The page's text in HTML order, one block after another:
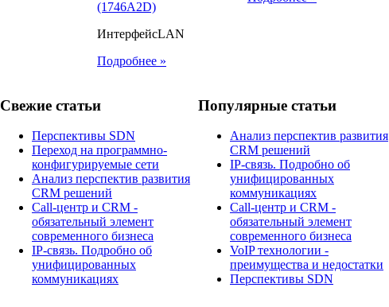
ИнтерфейсLAN
Подробнее »
Свежие статьи
Перспективы SDN
Переход на программно-
конфигурируемые сети
Анализ перспектив развития
CRM решений
Call-центр и CRM -
обязательный элемент
современного бизнеса
IP-связь. Подробно об
унифицированных
коммуникациях
Популярные статьи
Анализ перспектив развития
CRM решений
IP-связь. Подробно об
унифицированных
коммуникациях
Call-центр и CRM -
обязательный элемент
современного бизнеса
​VoIP технологии -
преимущества и недостатки
Перспективы SDN